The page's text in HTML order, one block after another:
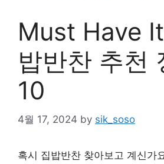
Must Have
밥반찬 추천
10
4월 17, 2024 by sik_soso
혹시 집밥반찬 찾아보고 계신가